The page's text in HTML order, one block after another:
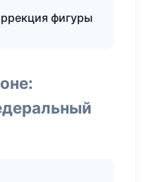
фигуры